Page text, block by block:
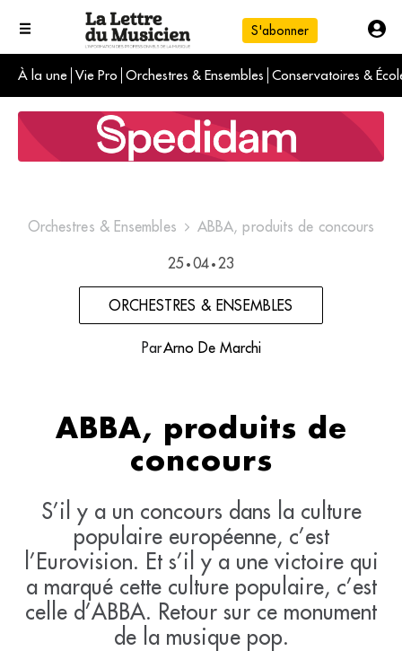
S'abonner
À la une Vie Pro Orchestres & Ensembles Conservatoires &
L'info du jour
Le numéro du mois
International
Orchestres & Ensembles ABBA, produits de concours
25 • 04 • 23
ORCHESTRES & ENSEMBLES
ParArno De Marchi
ABBA, produits de
concours
S’il y a un concours dans la culture
populaire européenne, c’est
l’Eurovision. Et s’il y a une victoire qui
a marqué cette culture populaire, c’est
celle d’ABBA. Retour sur ce monument
de la musique pop.